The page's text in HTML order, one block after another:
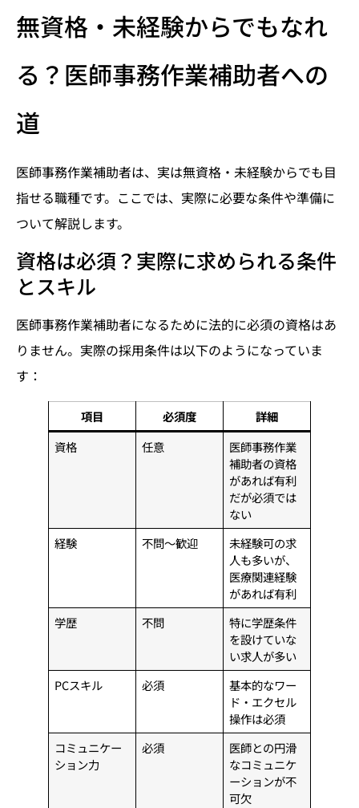
無資格・未経験からでもなれ
る？医師事務作業補助者への
道
医師事務作業補助者は、実は無資格・未経験からでも目
指せる職種です。ここでは、実際に必要な条件や準備に
ついて解説します。
資格は必須？実際に求められる条件
とスキル
医師事務作業補助者になるために法的に必須の資格はあ
りません。実際の採用条件は以下のようになっていま
す：
項目 必須度
詳細
資格
任意
医師事務作業
補助者の資格
があれば有利
だが必須では
ない
経験
不問～歓迎
未経験可の求
人も多いが、
医療関連経験
があれば有利
学歴
不問
特に学歴条件
を設けていな
い求人が多い
PCスキル
必須
基本的なワー
ド・エクセル
操作は必須
コミュニケー
ション力
必須
医師との円滑
なコミュニケ
ーションが不
可欠